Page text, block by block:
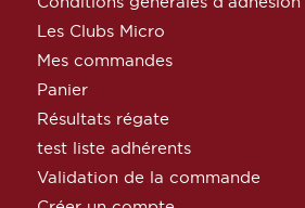
Les Clubs Micro
Mes commandes
Panier
Résultats régate
test liste adhérents
Validation de la commande